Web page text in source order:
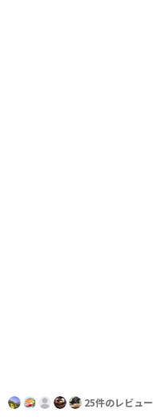
25件のレビュー